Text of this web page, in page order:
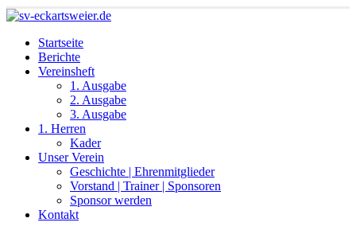
Startseite
Berichte
Vereinsheft
1. Ausgabe
2. Ausgabe
3. Ausgabe
1. Herren
Kader
Unser Verein
Geschichte | Ehrenmitglieder
Vorstand | Trainer | Sponsoren
Sponsor werden
Kontakt